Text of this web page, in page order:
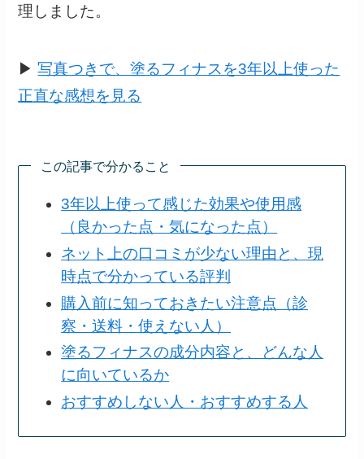
理しました。
▶︎写真つきで、塗るフィナスを3年以上使った
正直な感想を見る
この記事で分かること
3年以上使って感じた効果や使用感
（良かった点・気になった点）
ネット上の口コミが少ない理由と、現
時点で分かっている評判
購入前に知っておきたい注意点（診
察・送料・使えない人）
塗るフィナスの成分内容と、どんな人
に向いているか
おすすめしない人・おすすめする人